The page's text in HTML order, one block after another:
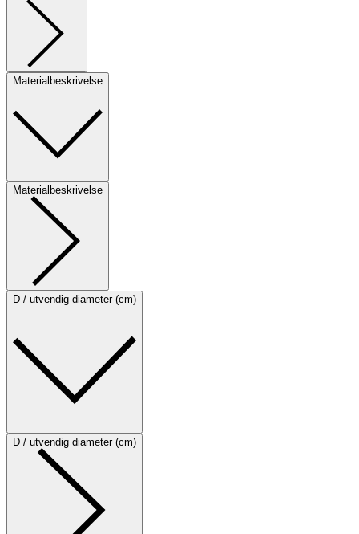
Materialbeskrivelse
Materialbeskrivelse
D / utvendig diameter (cm)
D / utvendig diameter (cm)